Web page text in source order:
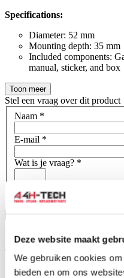
Deze website maakt
We gebruiken cookies
bieden en om ons
Specifications:
Diameter: 52 mm
Mounting depth: 35 mm
Included components:
manual, sticker, and box
Toon meer
Stel een vraag over dit product
Naam *
E-mail *
Wat is je vraag? *
Bevestig
Dit formulier wordt beschermd
Privacybeleid van Googleen
toepassing.